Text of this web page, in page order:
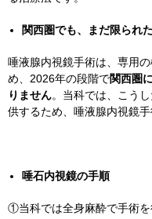
関西圏でも、まだ限られ
唾液腺内視鏡手術は、専用
め、 2026年の段階で関西圏
りません。当科では、こう
供するため、唾液腺内視鏡
唾石内視鏡の手順
①当科では全身麻酔で手術